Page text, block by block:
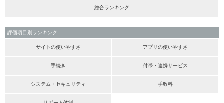
総合ランキング
評価項目別ランキング
サイトの使いやすさ アプリの使いやすさ
手続き 付帯・連携サービス
システム・セキュリティ 手数料